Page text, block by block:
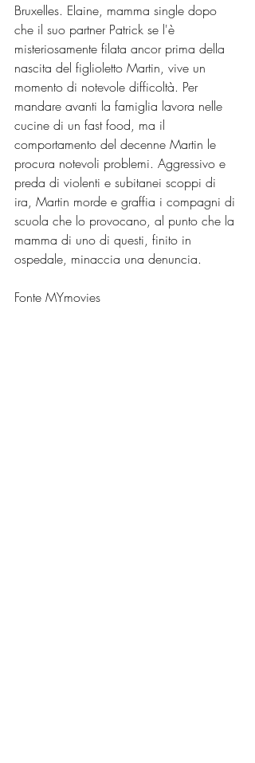
Bruxelles. Elaine, mamma single dopo
che il suo partner Patrick se l'è
misteriosamente filata ancor prima della
nascita del figlioletto Martin, vive un
momento di notevole difficoltà. Per
mandare avanti la famiglia lavora nelle
cucine di un fast food, ma il
comportamento del decenne Martin le
procura notevoli problemi. Aggressivo e
preda di violenti e subitanei scoppi di
ira, Martin morde e graffia i compagni di
scuola che lo provocano, al punto che la
mamma di uno di questi, finito in
ospedale, minaccia una denuncia.
Fonte MYmovies